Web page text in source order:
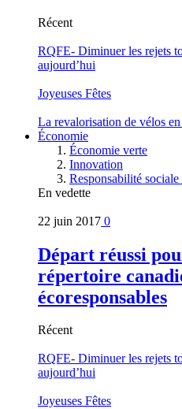
Récent
RQFE- Diminuer les rejets
aujourd’hui
Joyeuses Fêtes
La revalorisation de vélos
Économie
Économie verte
Innovation
Responsabilité
En vedette
22 juin 2017 0
Départ réussi
répertoire
écoresponsables
Récent
RQFE- Diminuer les rejets
aujourd’hui
Joyeuses Fêtes